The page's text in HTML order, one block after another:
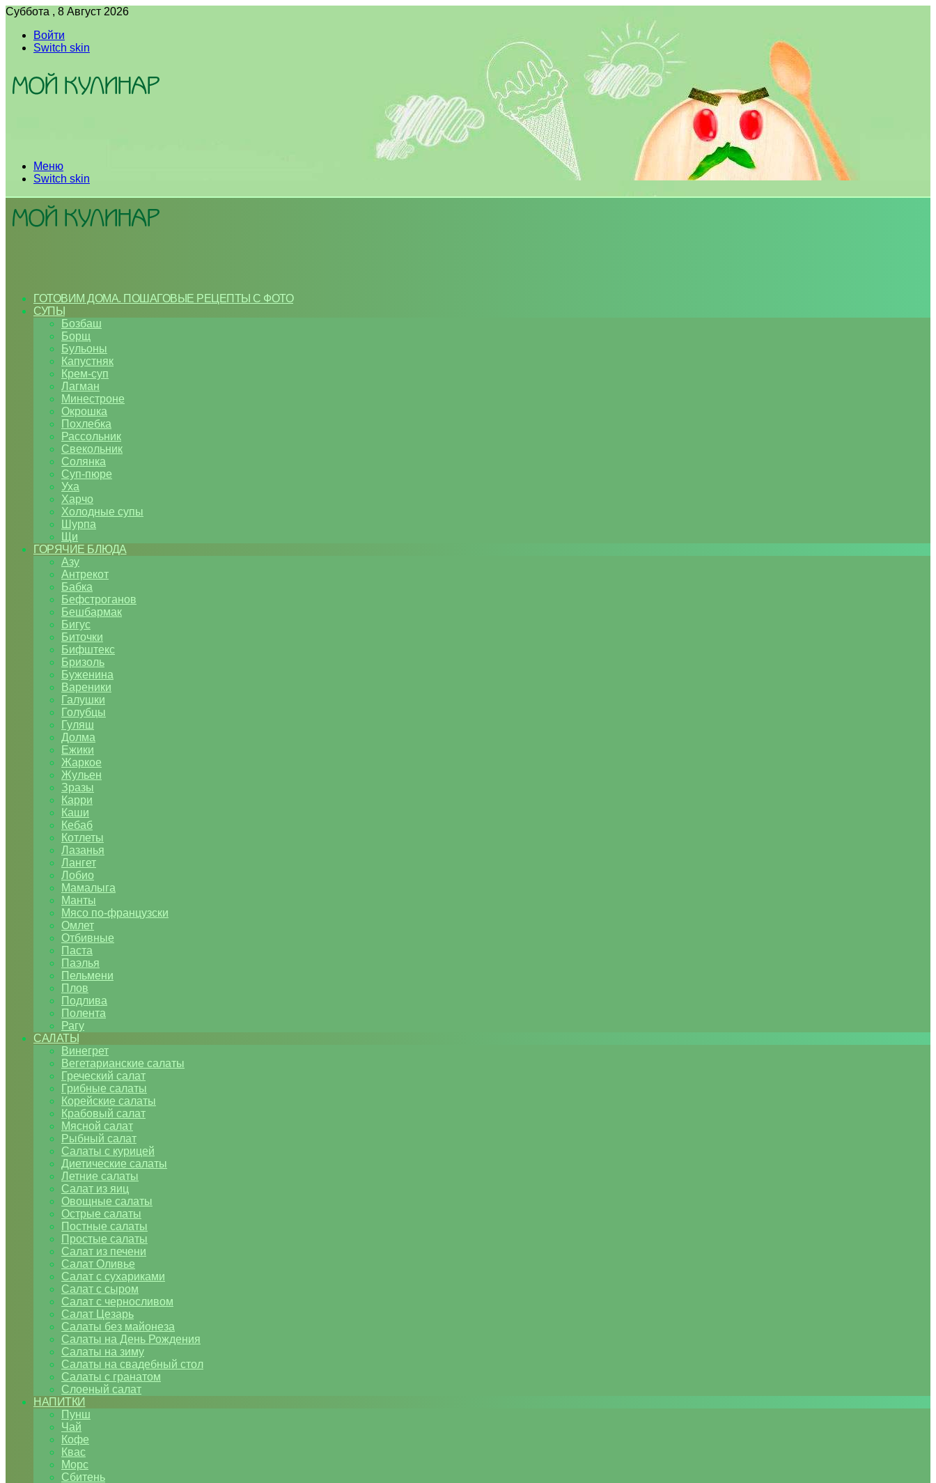
Суббота , 8 Август 2026
Войти
Switch skin
Меню
Switch skin
ГОТОВИМ ДОМА. ПОШАГОВЫЕ РЕЦЕПТЫ С ФОТО
СУПЫ
Бозбаш
Борщ
Бульоны
Капустняк
Крем-суп
Лагман
Минестроне
Окрошка
Похлебка
Рассольник
Свекольник
Солянка
Суп-пюре
Уха
Харчо
Холодные супы
Шурпа
Щи
ГОРЯЧИЕ БЛЮДА
Азу
Антрекот
Бабка
Бефстроганов
Бешбармак
Бигус
Биточки
Бифштекс
Бризоль
Буженина
Вареники
Галушки
Голубцы
Гуляш
Долма
Ежики
Жаркое
Жульен
Зразы
Карри
Каши
Кебаб
Котлеты
Лазанья
Лангет
Лобио
Мамалыга
Манты
Мясо по-французски
Омлет
Отбивные
Паста
Паэлья
Пельмени
Плов
Подлива
Полента
Рагу
САЛАТЫ
Винегрет
Вегетарианские салаты
Греческий салат
Грибные салаты
Корейские салаты
Крабовый салат
Мясной салат
Рыбный салат
Салаты с курицей
Диетические салаты
Летние салаты
Салат из яиц
Овощные салаты
Острые салаты
Постные салаты
Простые салаты
Салат из печени
Салат Оливье
Салат с сухариками
Салат с сыром
Салат с черносливом
Салат Цезарь
Салаты без майонеза
Салаты на День Рождения
Салаты на зиму
Салаты на свадебный стол
Салаты с гранатом
Слоеный салат
НАПИТКИ
Пунш
Чай
Кофе
Квас
Морс
Сбитень